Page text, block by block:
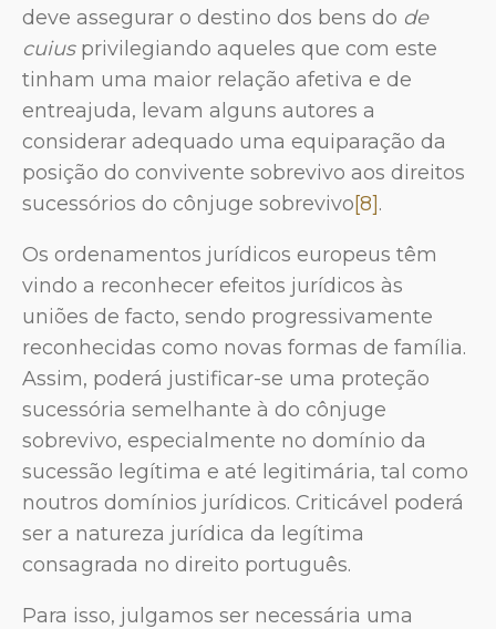
deve assegurar o destino dos bens do de
cuiusprivilegiando aqueles que com este
tinham uma maior relação afetiva e de
entreajuda, levam alguns autores a
considerar adequado uma equiparação da
posição do convivente sobrevivo aos direitos
sucessórios do cônjuge sobrevivo[8].
Os ordenamentos jurídicos europeus têm
vindo a reconhecer efeitos jurídicos às
uniões de facto, sendo progressivamente
reconhecidas como novas formas de família.
Assim, poderá justificar-se uma proteção
sucessória semelhante à do cônjuge
sobrevivo, especialmente no domínio da
sucessão legítima e até legitimária, tal como
noutros domínios jurídicos. Criticável poderá
ser a natureza jurídica da legítima
consagrada no direito português.
Para isso, julgamos ser necessária uma